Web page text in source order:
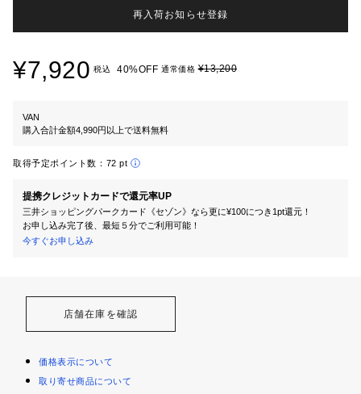
再入荷お知らせ登録
¥7,920 税込 40%OFF 通常価格¥13,200
VAN
購入合計金額4,990円以上で送料無料
取得予定ポイント数： 72 pt
提携クレジットカードで還元率UP
三井ショッピングパークカード《セゾン》なら更に¥100につき1pt還元！
お申し込み完了後、最短５分でご利用可能！
今すぐお申し込み
店舗在庫を確認
価格表示について
取り寄せ商品について